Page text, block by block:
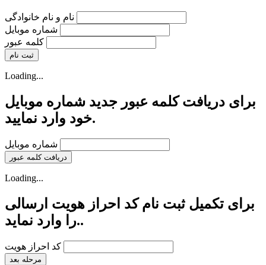
نام و نام خانوادگی
شماره موبایل
کلمه عبور
Loading...
برای دریافت کلمه عبور جدید شماره موبایل
خود وارد نمایید.
شماره موبایل
Loading...
برای تکمیل ثبت نام کد احراز هویت ارسالی
را وارد نماید..
کد احراز هویت